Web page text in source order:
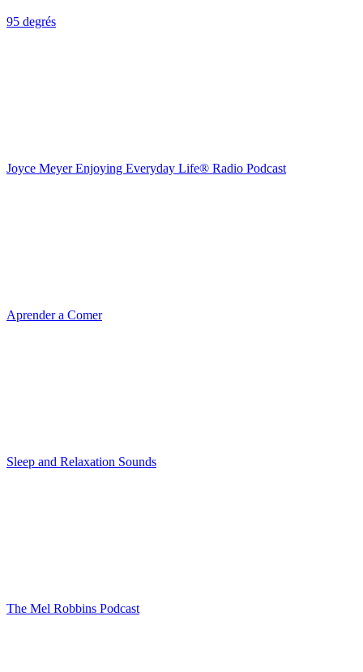
95 degrés
Joyce Meyer Enjoying Everyday Life® Radio Podcast
Aprender a Comer
Sleep and Relaxation Sounds
The Mel Robbins Podcast